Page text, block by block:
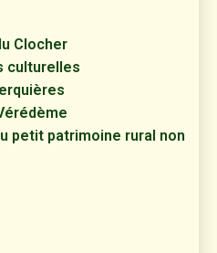
Clocher
culturelles
petit patrimoine rural non